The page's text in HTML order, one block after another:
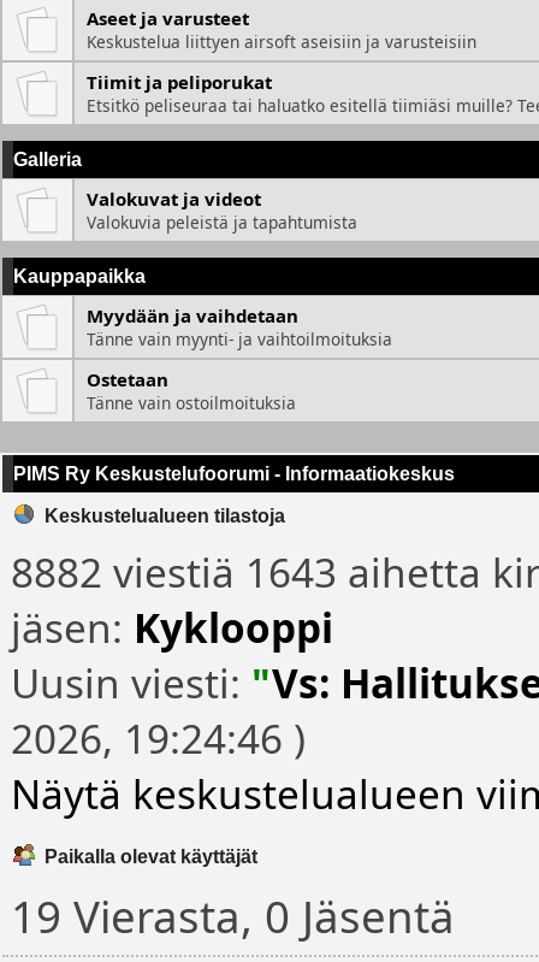
Aseet ja varusteet
Keskustelua liittyen airsoft aseisiin ja varusteisiin
Tiimit ja peliporukat
Etsitkö peliseuraa tai haluatko esitellä tiimiäsi muille?
Galleria
Valokuvat ja videot
Valokuvia peleistä ja tapahtumista
Kauppapaikka
Myydään ja vaihdetaan
Tänne vain myynti- ja vaihtoilmoituksia
Ostetaan
Tänne vain ostoilmoituksia
PIMS Ry Keskustelufoorumi - Informaatiokeskus
Keskustelualueen tilastoja
8882 viestiä 1643 aihetta
jäsen: Kyklooppi
Uusin viesti: "Vs:
2026, 19:24:46 )
Näytä keskustelualueen
Paikalla olevat käyttäjät
19 Vierasta, 0 Jäsentä